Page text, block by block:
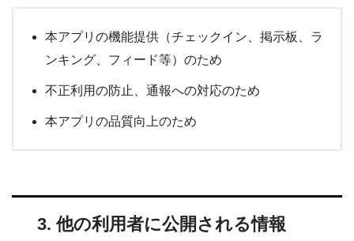
本アプリの機能提供（チェックイン、掲示板、ラ
ンキング、フィード等）のため
不正利用の防止、通報への対応のため
本アプリの品質向上のため
3. 他の利用者に公開される情報